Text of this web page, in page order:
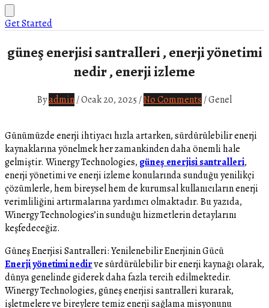
Get Started
güneş enerjisi santralleri , enerji yönetimi
nedir , enerji izleme
Byadmin/Ocak 20, 2025/No Comments /Genel
Günümüzde enerji ihtiyacı hızla artarken, sürdürülebilir enerji
kaynaklarına yönelmek her zamankinden daha önemli hale
gelmiştir. Winergy Technologies, güneş enerjisi santralleri,
enerji yönetimi ve enerji izleme konularında sunduğu yenilikçi
çözümlerle, hem bireysel hem de kurumsal kullanıcıların enerji
verimliliğini artırmalarına yardımcı olmaktadır. Bu yazıda,
Winergy Technologies’in sunduğu hizmetlerin detaylarını
keşfedeceğiz.
Güneş Enerjisi Santralleri: Yenilenebilir Enerjinin Gücü
Enerji yönetimi nedirve sürdürülebilir bir enerji kaynağı olarak,
dünya genelinde giderek daha fazla tercih edilmektedir.
Winergy Technologies, güneş enerjisi santralleri kurarak,
işletmelere ve bireylere temiz enerji sağlama misyonunu